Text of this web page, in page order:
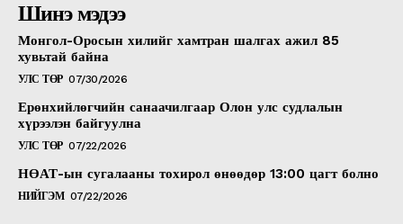
Шинэ мэдээ
Монгол-Оросын хилийг хамтран шалгах ажил 85
хувьтай байна
УЛС ТӨР 07/30/2026
Ерөнхийлөгчийн санаачилгаар Олон улс судлалын
хүрээлэн байгуулна
УЛС ТӨР 07/22/2026
НӨАТ-ын сугалааны тохирол өнөөдөр 13:00 цагт болно
НИЙГЭМ 07/22/2026